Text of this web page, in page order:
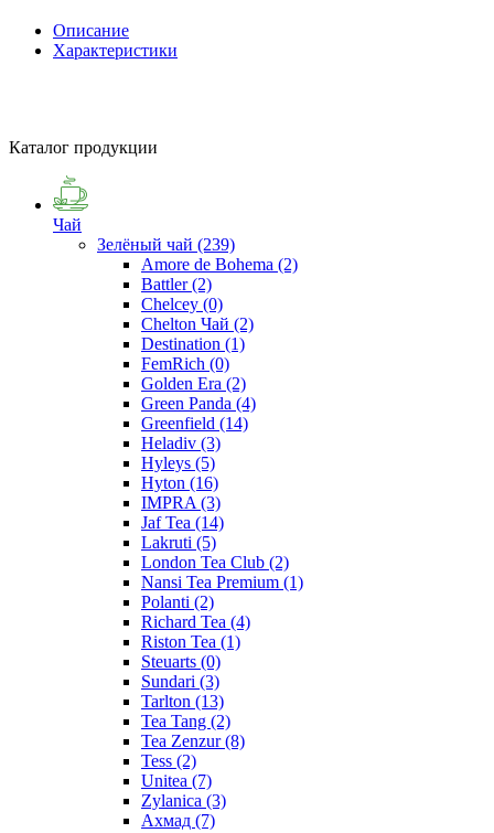
Описание
Характеристики
Каталог продукции
Чай
Зелёный чай (239)
Amore de Bohema (2)
Battler(2)
Chelcey (0)
Chelton Чай (2)
Destination (1)
FemRich (0)
Golden Era (2)
Green Panda (4)
Greenfield (14)
Heladiv (3)
Hyleys (5)
Hyton (16)
IMPRA (3)
Jaf Tea (14)
Lakruti (5)
London Tea Club (2)
Nansi Tea Premium (1)
Polanti (2)
Richard Tea (4)
Riston Tea (1)
Steuarts (0)
Sundari (3)
Tarlton (13)
Tea Tang (2)
Tea Zenzur(8)
Tess (2)
Unitea (7)
Zylanica (3)
Ахмад (7)